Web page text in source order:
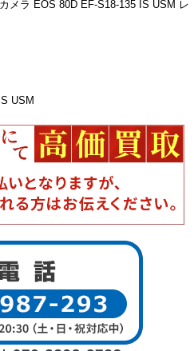
メラ EOS 80D EF-S18-135 IS USM レ
USM